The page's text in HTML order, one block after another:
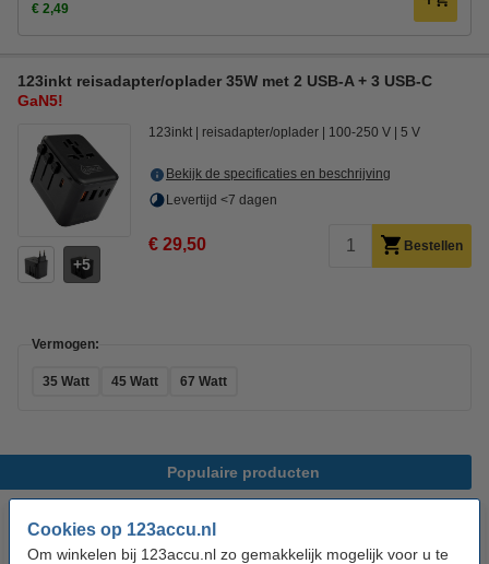
Cookies op 123accu.nl
Om winkelen bij 123accu.nl zo gemakkelijk mogelijk voor u te
€ 2,49
123inkt reisadapter/oplader 35W met 2 USB-A + 3 USB-C
GaN5!
5
123inkt reisadapter/oplader 100-250 V 5 V
Bekijk de specificaties en beschrijving
Levertijd <7 dagen
€ 29,50 Bestellen
Vermogen:
35 Watt 45 Watt 67 Watt
Populaire producten